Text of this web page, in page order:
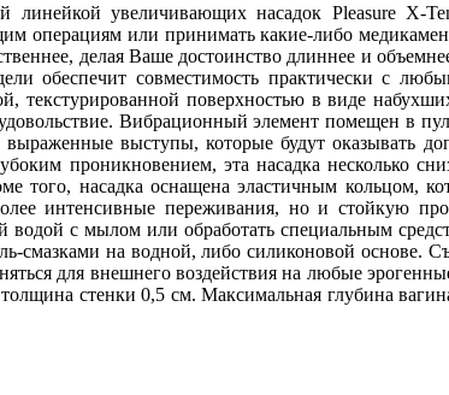
увеличивающих насадок Pleasure X-
операциям или принимать какие-либо
делая Ваше достоинство длиннее и
обеспечит совместимость практически с
поверхностью в виде
Вибрационный элемент помещен в
выступы, которые будут оказывать
проникновением, эта насадка несколько
того, насадка оснащена эластичным кольцом,
интенсивные переживания, но и стойкую
водой с мылом или обработать специальным
смазками на водной, либо силиконовой основе.
для внешнего воздействия на любые
стенки 0,5 см. Максимальная глубина